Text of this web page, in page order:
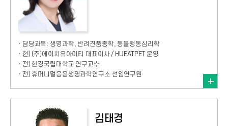
· 담당과목: 생명과학, 반려견품종학, 동물행동심리학
· 현) (주)에이치유아이티 대표이사 / HUEATPET 운영
· 전) 한경국립대학교 연구교수
· 전) 휴머니멀응용생명과학연구소 선임연구원
김태경